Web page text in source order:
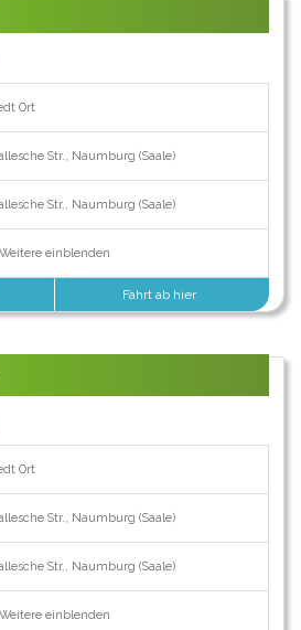
Ort
Str., Naumburg (Saale)
Str., Naumburg (Saale)
Weitere einblenden
Fahrt ab hier
Ort
Str., Naumburg (Saale)
Str., Naumburg (Saale)
Weitere einblenden